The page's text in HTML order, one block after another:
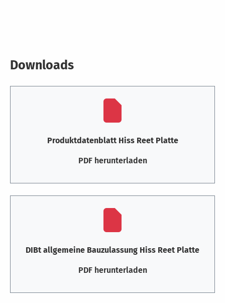
Downloads
Produktdatenblatt Hiss Reet Platte
PDF herunterladen
DIBt allgemeine Bauzulassung Hiss Reet Platte
PDF herunterladen